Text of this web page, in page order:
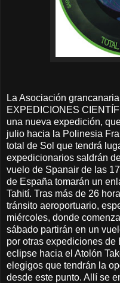
La Asociación
EXPEDICIONES
una nueva expedición,
julio hacia la Polinesia
total de Sol que tendrá
expedicionarios saldrán
vuelo de Spanair de las
de España tomarán un
Tahití. Tras más de 26
tránsito aeroportuario,
miércoles, donde
sábado partirán en un
por otras expediciones de
eclipse hacia el Atolón
elegigos que tendrán la
desde este punto. Allí se